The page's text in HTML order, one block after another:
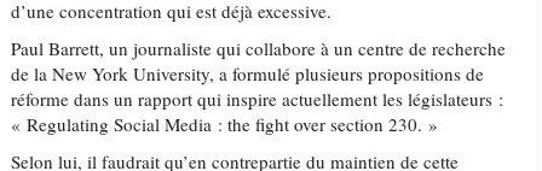
d’une concentration qui est déjà excessive.
Paul Barrett, un journaliste qui collabore à un centre de recherche
de la New York University, a formulé plusieurs propositions de
réforme dans un rapport qui inspire actuellement les législateurs :
« Regulating Social Media : the fight over section 230. »
Selon lui, il faudrait qu’en contrepartie du maintien de cette